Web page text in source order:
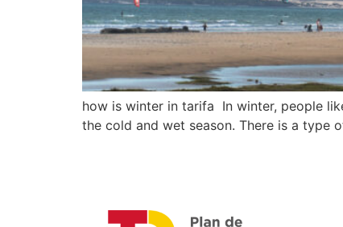
how is winter in tarifa In winter, people
the cold and wet season. There is a type